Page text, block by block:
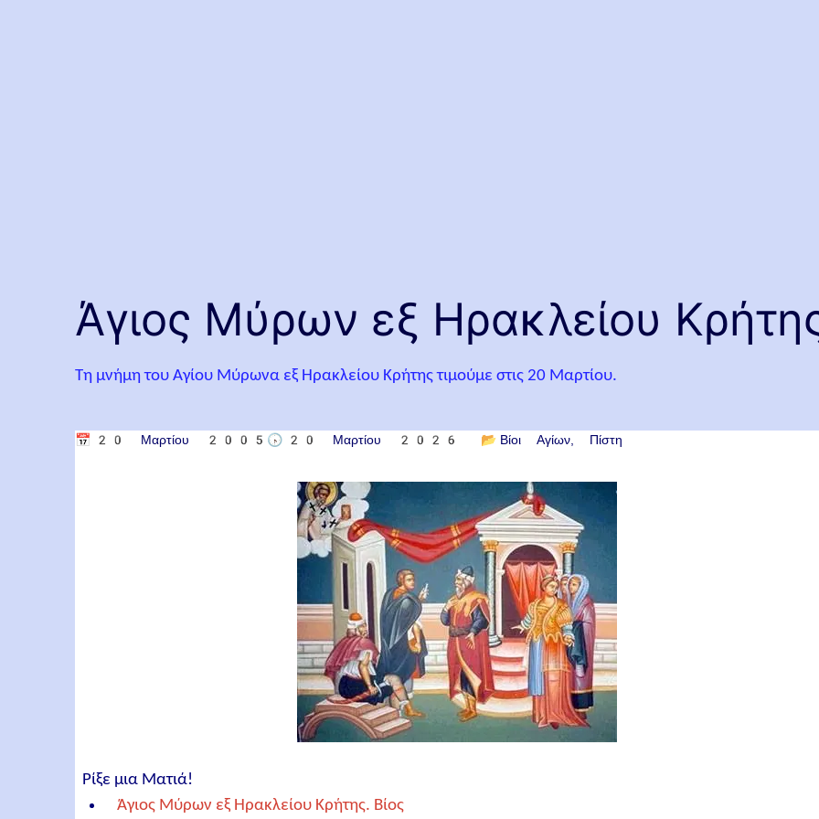
Άγιος Μύρων εξ Ηρακλείου
Τη μνήμη του Αγίου Μύρωνα εξ Ηρακλείου Κρήτης τιμούμε στις 20 Μαρτίου.
📅 20 Μαρτίου 2005 🕟 20 Μαρτίου 2026 📂 Βίοι Αγίων Πίστη
Ρίξε μια Ματιά!
Άγιος Μύρων εξ Ηρακλείου Κρήτης. Βίος